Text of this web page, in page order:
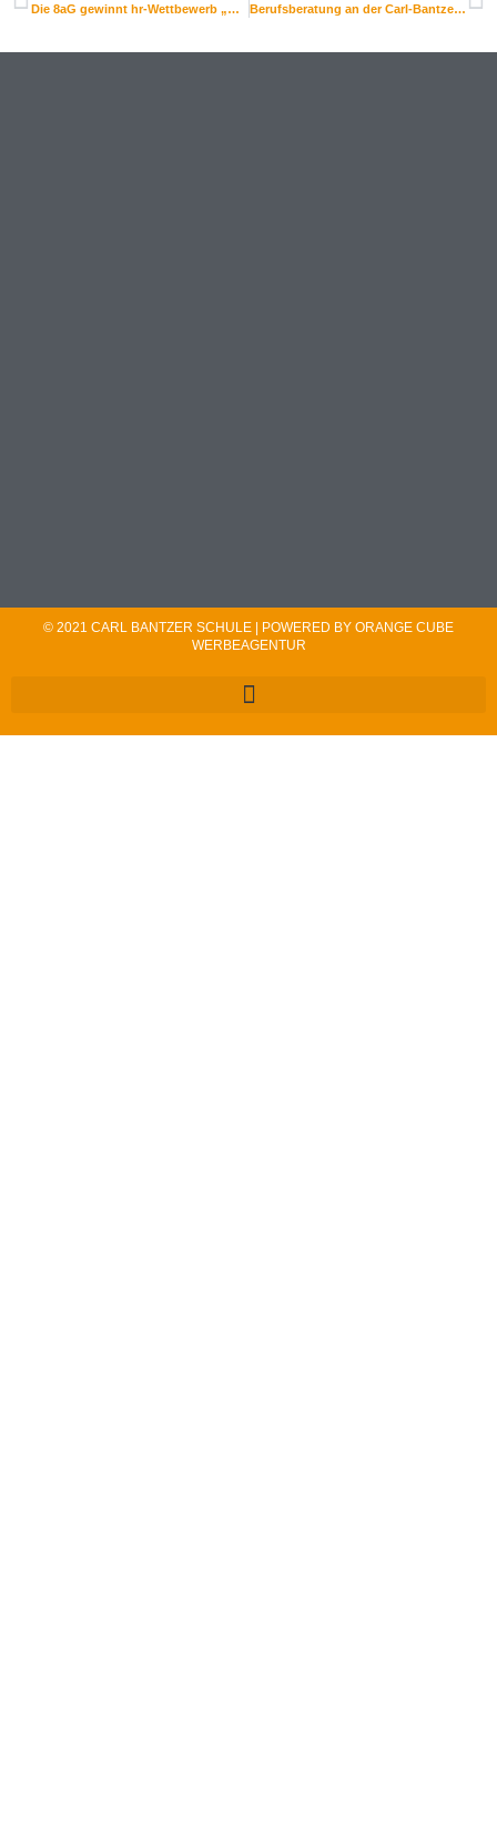
Die 8aG gewinnt hr-Wettbewerb „Meine Ausbildung“ Berufsberatung an der Carl-Bantzer-Schule Digital und vor Ort
© 2021 CARL BANTZER SCHULE | POWERED BY ORANGE CUBE
WERBEAGENTUR